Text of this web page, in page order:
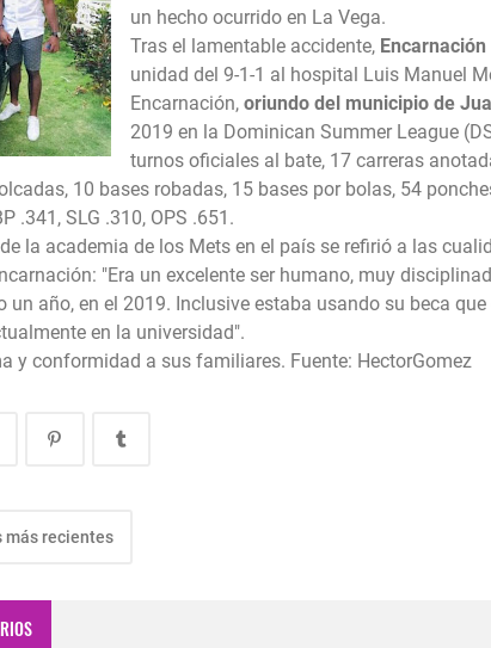
un hecho ocurrido en La Vega.
Tras el lamentable accidente,
unidad del 9-1-1 al hospital Luis Manuel
Encarnación, oriundo del municipio de
2019 en la Dominican Summer League
turnos oficiales al bate, 17 carreras
10 bases robadas, 15 bases por bolas, 54
.341, SLG .310, OPS .651.
la academia de los Mets en el país se refirió a las
"Era un excelente ser humano, muy
un año, en el 2019. Inclusive estaba usando su beca
en la universidad".
y conformidad a sus familiares. Fuente: HectorGomez
más recientes